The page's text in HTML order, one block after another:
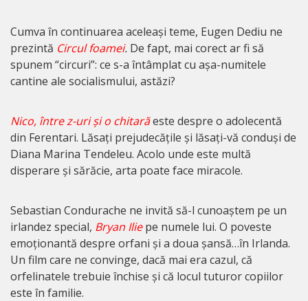
Cumva în continuarea aceleași teme, Eugen Dediu ne
prezintă Circul foamei. De fapt, mai corect ar fi să
spunem “circuri”: ce s-a întâmplat cu așa-numitele
cantine ale socialismului, astăzi?
Nico, între z-uri și o chitarăeste despre o adolecentă
din Ferentari. Lăsați prejudecățile și lăsați-vă conduși de
Diana Marina Tendeleu. Acolo unde este multă
disperare și sărăcie, arta poate face miracole.
Sebastian Condurache ne invită să-l cunoaștem pe un
irlandez special, Bryan Iliepe numele lui. O poveste
emoționantă despre orfani și a doua șansă…în Irlanda.
Un film care ne convinge, dacă mai era cazul, că
orfelinatele trebuie închise și că locul tuturor copiilor
este în familie.